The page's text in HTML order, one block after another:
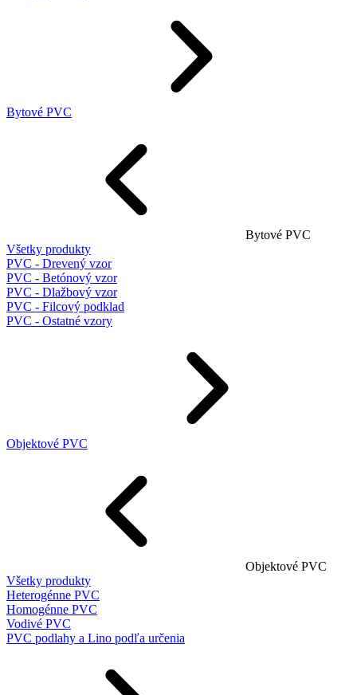
Bytové PVC
Bytové PVC
Všetky produkty
PVC - Drevený vzor
PVC - Betónový vzor
PVC - Dlažbový vzor
PVC - Filcový podklad
PVC - Ostatné vzory
Objektové PVC
Objektové PVC
Všetky produkty
Heterogénne PVC
Homogénne PVC
Vodivé PVC
PVC podlahy a Lino podľa určenia